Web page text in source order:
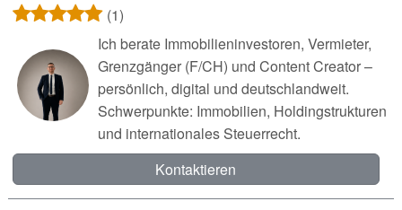
(1)
Ich berate Immobilieninvestoren, Vermieter,
Grenzgänger (F/CH) und Content Creator –
persönlich, digital und deutschlandweit.
Schwerpunkte: Immobilien, Holdingstrukturen
und internationales Steuerrecht.
Kontaktieren